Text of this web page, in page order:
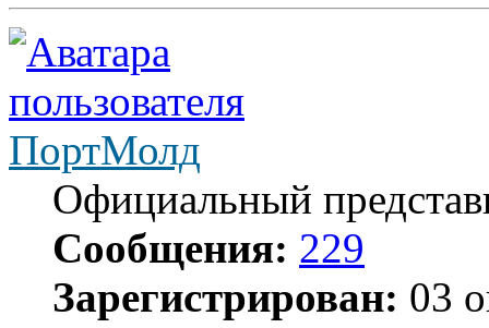
ПортМолд
Официальный
Сообщения: 229
Зарегистрирован: 03